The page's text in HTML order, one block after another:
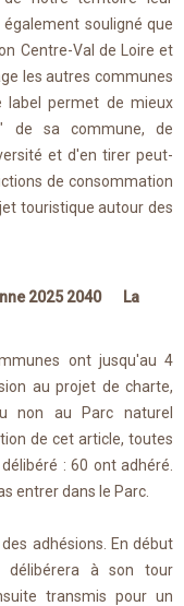
souligné que
Centre-Val de Loire et
les autres communes
label permet de mieux
de sa commune, de
et d'en tirer peut-
de consommation
touristique autour des
La
ont jusqu'au 4
au projet de charte,
non au Parc naturel
de cet article, toutes
: 60 ont adhéré.
entrer dans le Parc.
adhésions. En début
délibérera à son tour
transmis pour un